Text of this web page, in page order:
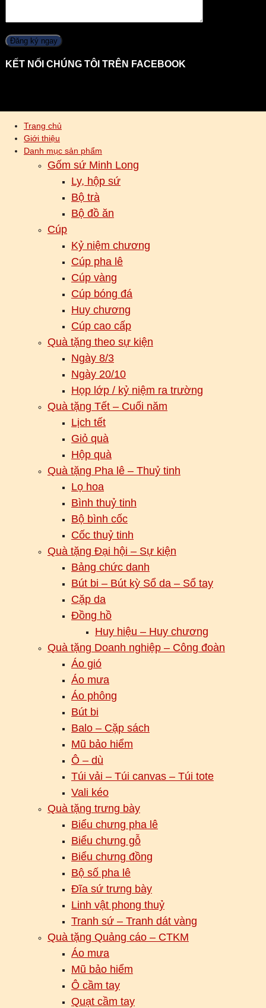
KẾT NỐI CHÚNG TÔI TRÊN FACEBOOK
Trang chủ
Giới thiệu
Danh mục sản phẩm
Gốm sứ Minh Long
Ly, hộp sứ
Bộ trà
Bộ đồ ăn
Cúp
Kỷ niệm chương
Cúp pha lê
Cúp vàng
Cúp bóng đá
Huy chương
Cúp cao cấp
Quà tặng theo sự kiện
Ngày 8/3
Ngày 20/10
Họp lớp / kỷ niệm ra trường
Quà tặng Tết – Cuối năm
Lịch tết
Giỏ quà
Hộp quà
Quà tặng Pha lê – Thuỷ tinh
Lọ hoa
Bình thuỷ tinh
Bộ bình cốc
Cốc thuỷ tinh
Quà tặng Đại hội – Sự kiện
Bảng chức danh
Bút bi – Bút kỳ Sổ da – Sổ tay
Cặp da
Đồng hồ
Huy hiệu – Huy chương
Quà tặng Doanh nghiệp – Công đoàn
Áo gió
Áo mưa
Áo phông
Bút bi
Balo – Cặp sách
Mũ bảo hiểm
Ô – dù
Túi vải – Túi canvas – Túi tote
Vali kéo
Quà tặng trưng bày
Biểu chưng pha lê
Biểu chưng gỗ
Biểu chưng đồng
Bộ số pha lê
Đĩa sứ trưng bày
Linh vật phong thuỷ
Tranh sứ – Tranh dát vàng
Quà tặng Quảng cáo – CTKM
Áo mưa
Mũ bảo hiểm
Ô cầm tay
Quạt cầm tay